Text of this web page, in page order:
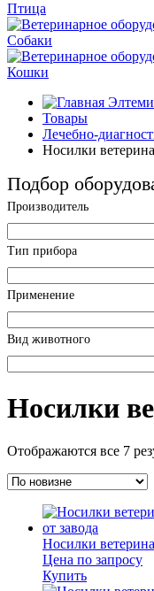
Птица
Собаки
Кошки
Товары
Лечебно-
Носилки
Подбор
Производитель
Тип прибора
Применение
Вид животного
Носилки
Отображаются все 7
Носилки
Цена по запросу
Купить